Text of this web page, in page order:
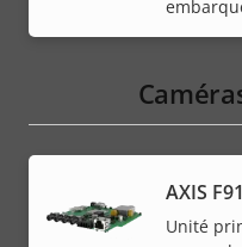
AXIS
Unité